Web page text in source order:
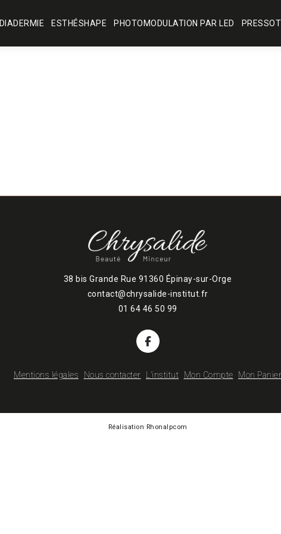
DIADERMIE ESTHÉSHAPE PHOTOMODULATION PAR LED
38 bis Grande Rue 91360 Épinay-sur-Orge
contact@chrysalide-institut.fr
01 64 46 50 99
Mentions légales Nous contacter L’institut Mon Compte Mon Panier
Réalisation Rhonalpcom